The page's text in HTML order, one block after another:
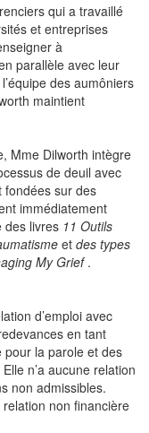
qui a travaillé
et entreprises
à
parallèle avec leur
des aumôniers
maintient
Mme Dilworth intègre
de deuil avec
fondées sur des
immédiatement
des livres 11 Outils
et des types
My Grief.
d’emploi avec
en tant
pour la parole et des
n’a aucune relation
non admissibles.
relation non financière